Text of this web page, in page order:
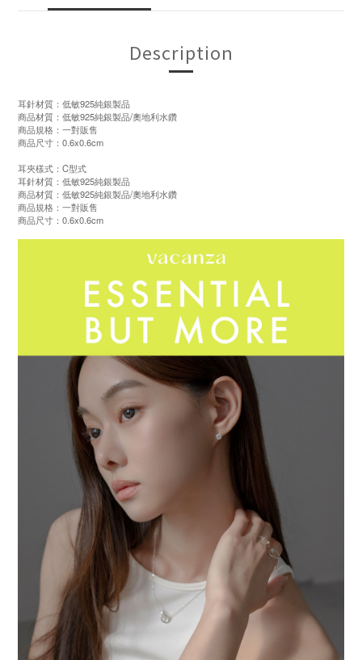
Description
耳針材質：低敏925純銀製品
商品材質：低敏925純銀製品/奧地利水鑽
商品規格：一對販售
商品尺寸：0.6x0.6cm
耳夾樣式：C型式
耳針材質：低敏925純銀製品
商品材質：低敏925純銀製品/奧地利水鑽
商品規格：一對販售
商品尺寸：0.6x0.6cm